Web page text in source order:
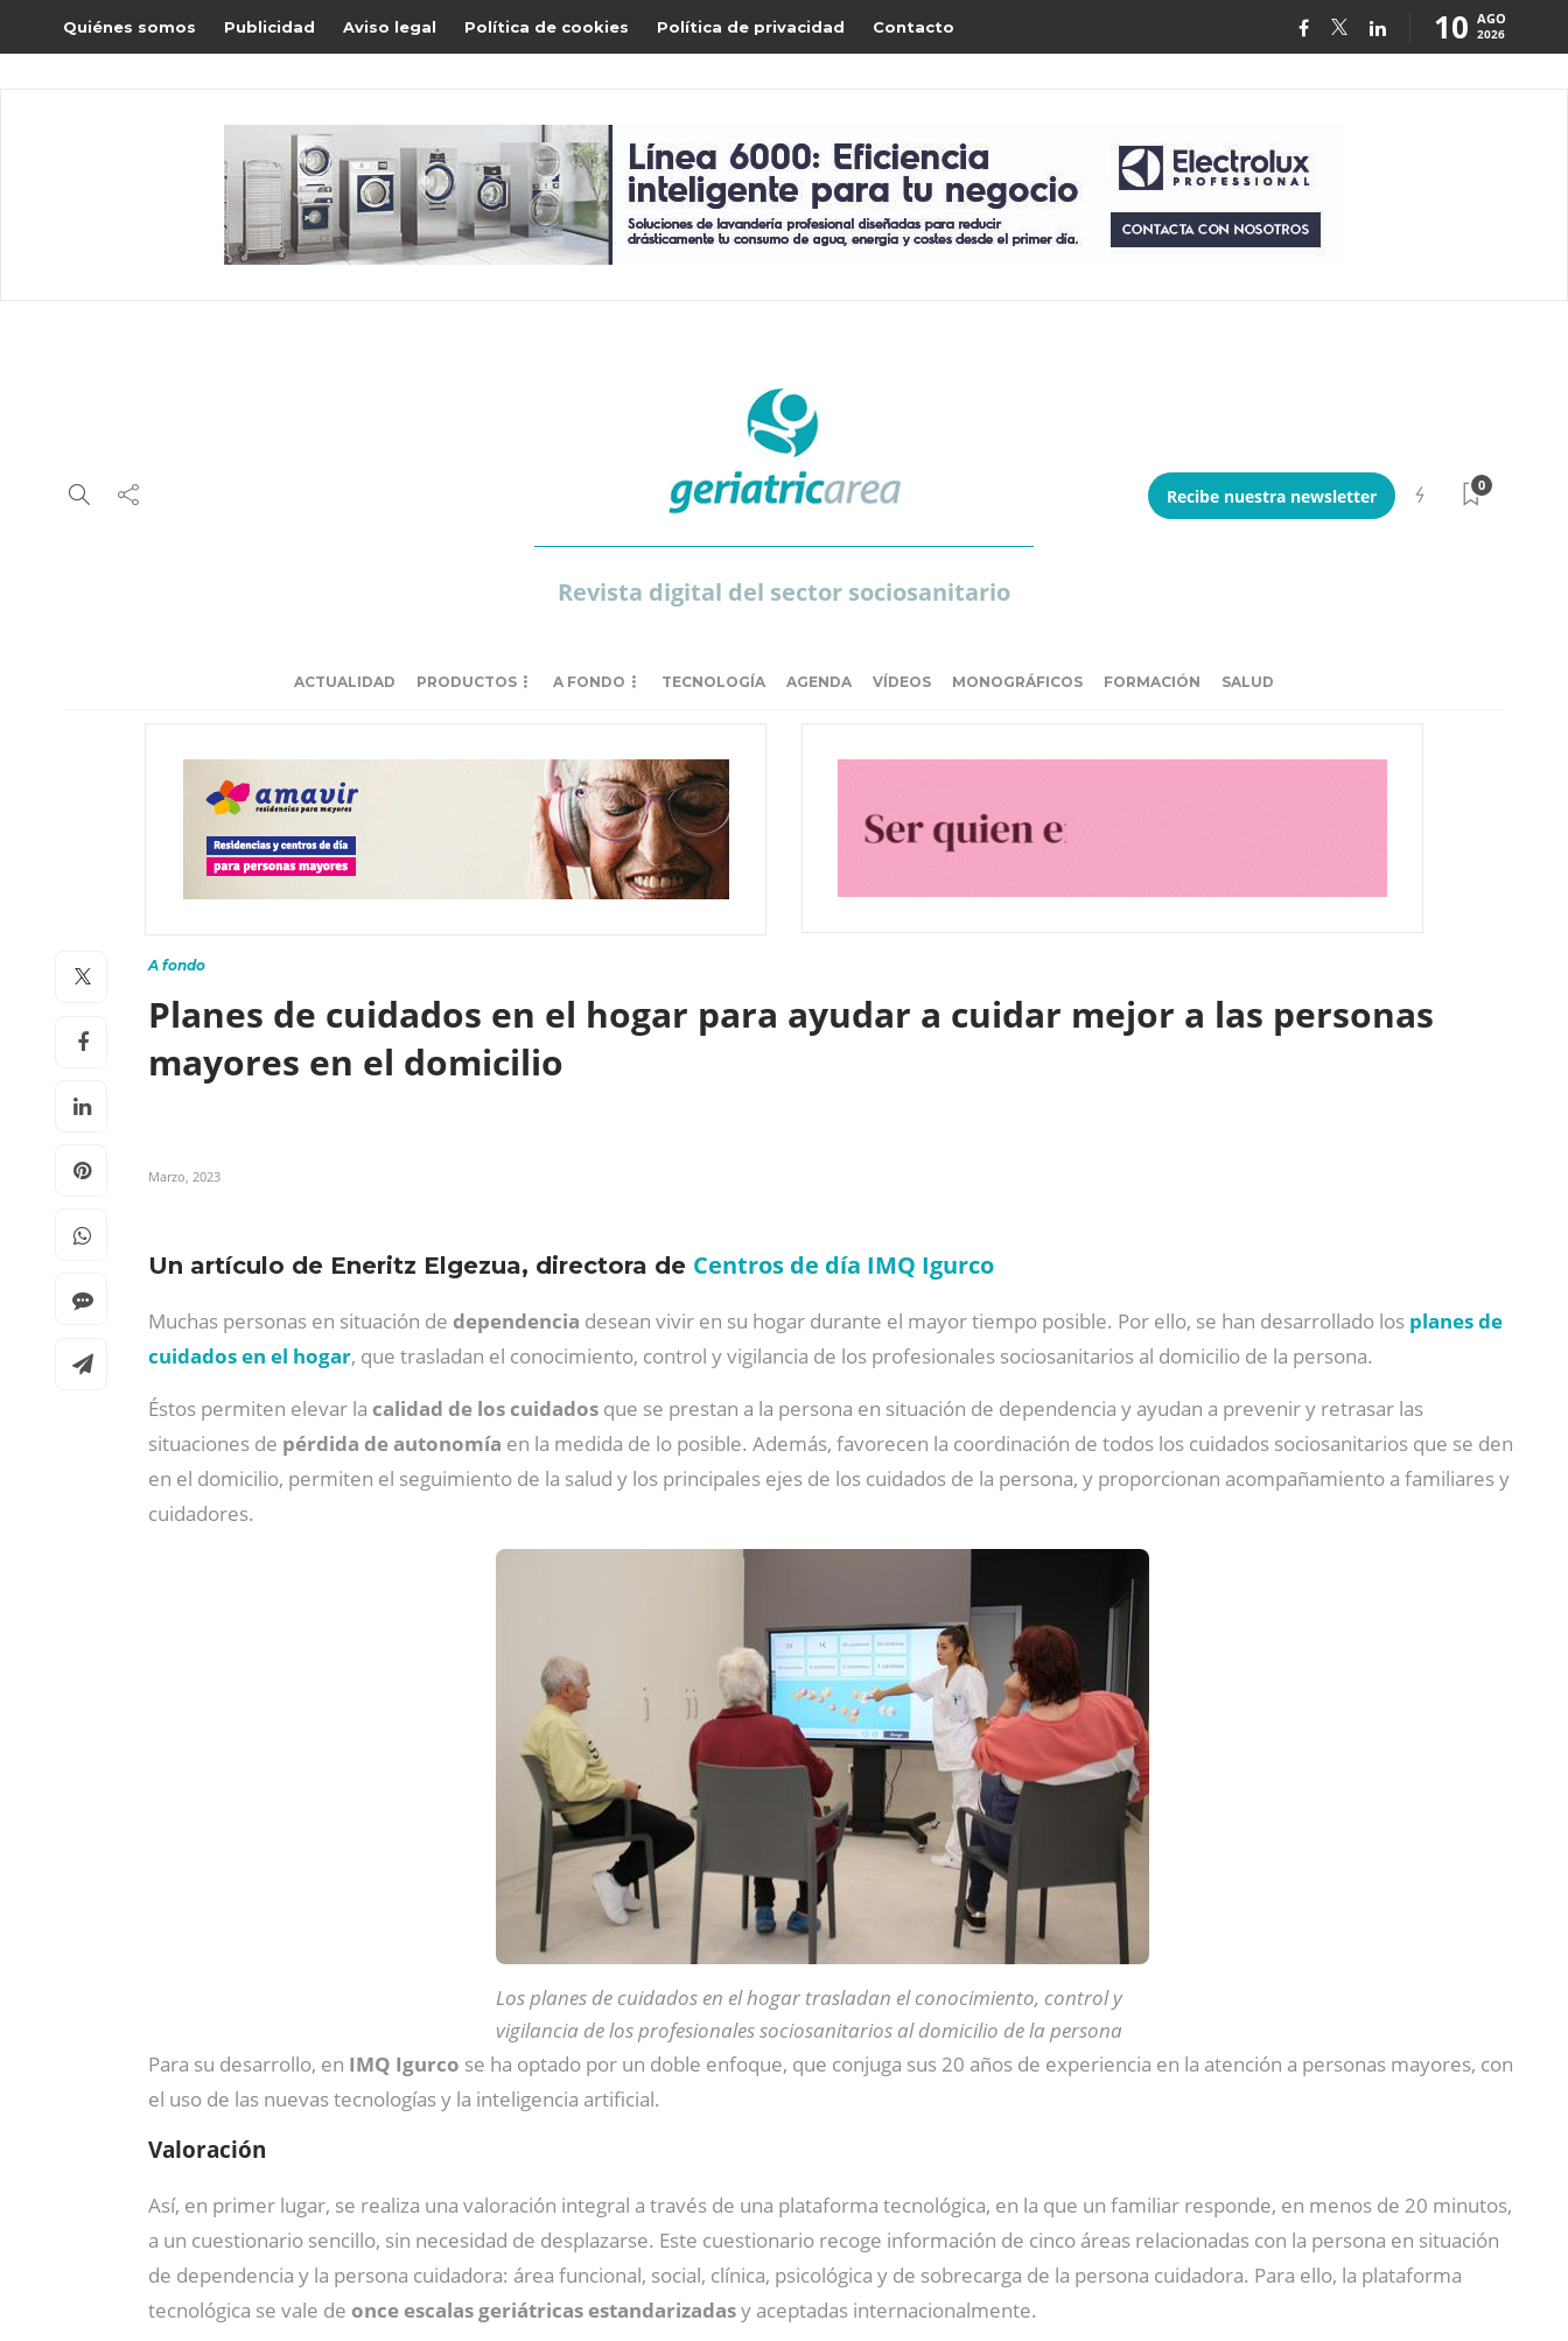
Quiénes somos Publicidad Aviso legal Política de cookies Política de privacidad Contacto 10 AGO
2026
Revista digital del sector sociosanitario
Recibe nuestra newsletter
0
ACTUALIDAD PRODUCTOS A FONDO TECNOLOGÍA AGENDA VÍDEOS MONOGRÁFICOS FORMACIÓN SALUD
A fondo
Planes de cuidados en el hogar para ayudar a cuidar mejor a las personas
mayores en el domicilio
Marzo, 2023
Un artículo de Eneritz Elgezua, directora de Centros de día IMQ Igurco
Muchas personas en situación de dependencia desean vivir en su hogar durante el mayor tiempo posible. Por ello, se han desarrollado los planes de
cuidados en el hogar, que trasladan el conocimiento, control y vigilancia de los profesionales sociosanitarios al domicilio de la persona.
Éstos permiten elevar la calidad de los cuidados que se prestan a la persona en situación de dependencia y ayudan a prevenir y retrasar las
situaciones de pérdida de autonomía en la medida de lo posible. Además, favorecen la coordinación de todos los cuidados sociosanitarios que se den
en el domicilio, permiten el seguimiento de la salud y los principales ejes de los cuidados de la persona, y proporcionan acompañamiento a familiares y
cuidadores.
Los planes de cuidados en el hogar trasladan el conocimiento, control y
vigilancia de los profesionales sociosanitarios al domicilio de la persona
Para su desarrollo, en IMQ Igurco se ha optado por un doble enfoque, que conjuga sus 20 años de experiencia en la atención a personas mayores, con
el uso de las nuevas tecnologías y la inteligencia artificial.
Valoración
Así, en primer lugar, se realiza una valoración integral a través de una plataforma tecnológica, en la que un familiar responde, en menos de 20 minutos,
a un cuestionario sencillo, sin necesidad de desplazarse. Este cuestionario recoge información de cinco áreas relacionadas con la persona en situación
de dependencia y la persona cuidadora: área funcional, social, clínica, psicológica y de sobrecarga de la persona cuidadora. Para ello, la plataforma
tecnológica se vale de once escalas geriátricas estandarizadasy aceptadas internacionalmente.